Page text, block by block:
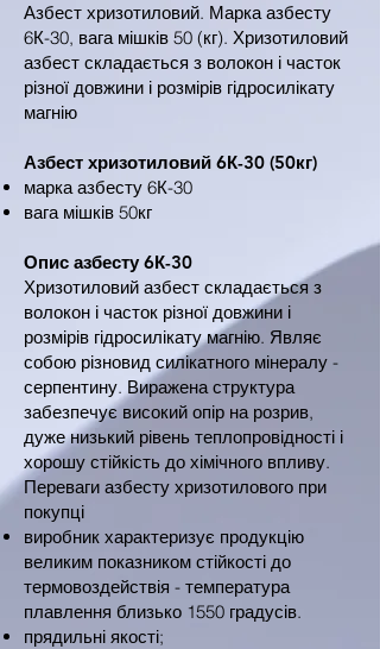
Азбест хризотиловий. Марка азбесту
6К-30, вага мішків 50 (кг). Хризотиловий
азбест складається з волокон і часток
різної довжини і розмірів гідросилікату
магнію
Азбест хризотиловий 6К-30 (50кг)
марка азбесту 6К-30
вага мішків 50кг
Опис азбесту 6К-30
Хризотиловий азбест складається з
волокон і часток різної довжини і
розмірів гідросилікату магнію. Являє
собою різновид силікатного мінералу -
серпентину. Виражена структура
забезпечує високий опір на розрив,
дуже низький рівень теплопровідності і
хорошу стійкість до хімічного впливу.
Переваги азбесту хризотилового при
покупці
виробник характеризує продукцію
великим показником стійкості до
термовоздействія - температура
плавлення близько 1550 градусів.
прядильні якості;